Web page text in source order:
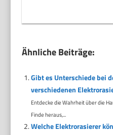
Ähnliche Beiträge:
Gibt es Unterschiede bei
verschiedenen
Entdecke die Wahrheit über die
Finde heraus,...
Welche Elektrorasierer